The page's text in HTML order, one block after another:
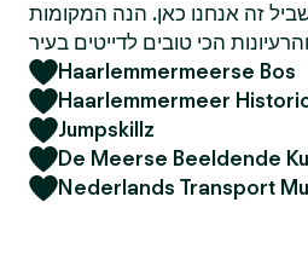
זה אנחנו כאן. הנה המקומות
Haarlemmermeerse Bos
Haarlemmermeer
Jumpskillz
De Meerse Beeldende
Nederlands Transport